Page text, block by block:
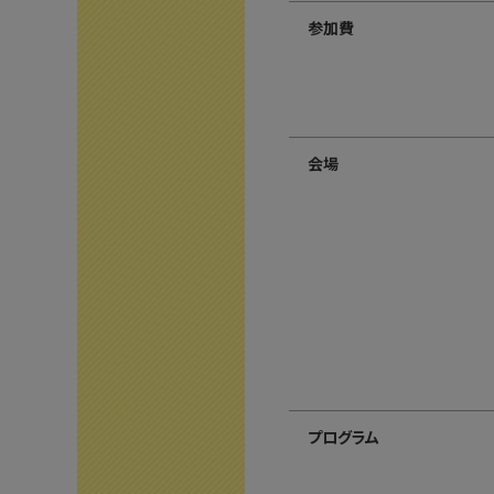
参加費
会場
プログラム